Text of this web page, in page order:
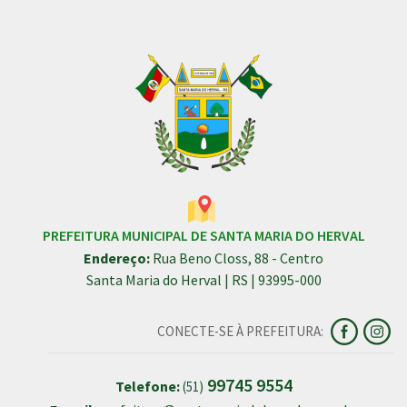
PREFEITURA MUNICIPAL DE SANTA MARIA DO HERVAL
Endereço: Rua Beno Closs, 88 - Centro
Santa Maria do Herval | RS | 93995-000
CONECTE-SE À PREFEITURA:
Telefone:(51) 99745 9554